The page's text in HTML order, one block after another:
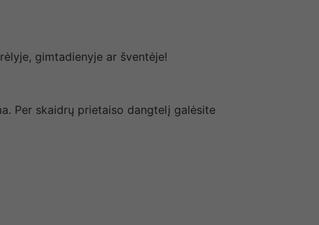
gimtadienyje ar šventėje!
Per skaidrų prietaiso dangtelį galėsite